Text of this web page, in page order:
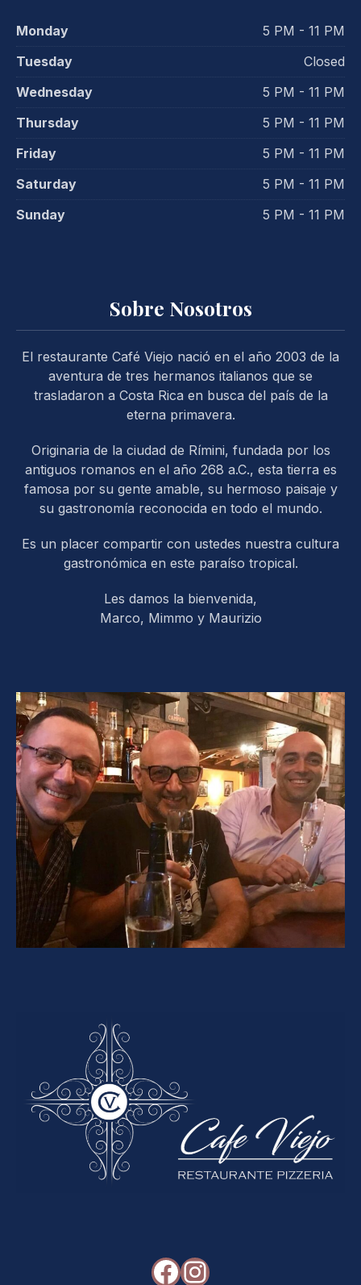
Monday
5 PM - 11 PM
Tuesday
Closed
Wednesday
5 PM - 11 PM
Thursday
5 PM - 11 PM
Friday
5 PM - 11 PM
Saturday
5 PM - 11 PM
Sunday
5 PM - 11 PM
Sobre Nosotros
El restaurante Café Viejo nació en el año 2003 de la
aventura de tres hermanos italianos que se
trasladaron a Costa Rica en busca del país de la
eterna primavera.
Originaria de la ciudad de Rímini, fundada por los
antiguos romanos en el año 268 a.C., esta tierra es
famosa por su gente amable, su hermoso paisaje y
su gastronomía reconocida en todo el mundo.
Es un placer compartir con ustedes nuestra cultura
gastronómica en este paraíso tropical.
Les damos la bienvenida,
Marco, Mimmo y Maurizio
Facebook
Instagram
PREVIOUS